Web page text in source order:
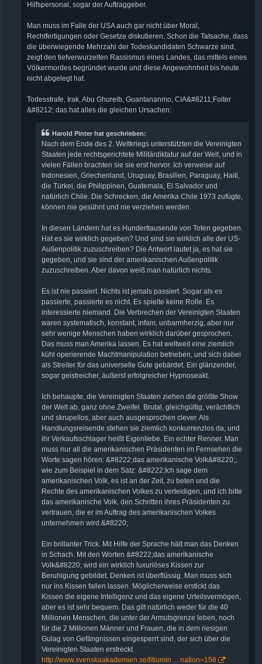
Hilfspersonal, sogar der Auftraggeber.
Man muss im Falle der USA auch gar nicht über Moral,
Rechtfertigungen oder Gesetze diskutieren. Schon die Tatsache, dass
die überwiegende Mehrzahl der Todeskandidaten Schwarze sind,
zeigt den tiefverwurzelten Rassismus eines Landes, das mittels eines
Völkermordes begründet wurde und diese Angewohnheit bis heute
nicht abgelegt hat.
Todesstrafe, Irak, Abu Ghureib, Guantananmo, CIA&#8211;Folter
&#8212; das hat alles die gleichen Ursachen:
Harold Pinter hat geschrieben:
Nach dem Ende des 2. Weltkriegs unterstützten die Vereinigten
Staaten jede rechtsgerichtete Militärdiktatur auf der Welt, und in
vielen Fällen brachten sie sie erst hervor. Ich verweise auf
Indonesien, Griechenland, Uruguay, Brasilien, Paraguay, Haiti,
die Türkei, die Philippinen, Guatemala, El Salvador und
natürlich Chile. Die Schrecken, die Amerika Chile 1973 zufügte,
können nie gesühnt und nie verziehen werden.
In diesen Ländern hat es Hunderttausende von Toten gegeben.
Hat es sie wirklich gegeben? Und sind sie wirklich alle der US-
Außenpolitik zuzuschreiben? Die Antwort lautet ja, es hat sie
gegeben, und sie sind der amerikanischen Außenpolitik
zuzuschreiben. Aber davon weiß man natürlich nichts.
Es ist nie passiert. Nichts ist jemals passiert. Sogar als es
passierte, passierte es nicht. Es spielte keine Rolle. Es
interessierte niemand. Die Verbrechen der Vereinigten Staaten
waren systematisch, konstant, infam, unbarmherzig, aber nur
sehr wenige Menschen haben wirklich darüber gesprochen.
Das muss man Amerika lassen. Es hat weltweit eine ziemlich
kühl operierende Machtmanipulation betrieben, und sich dabei
als Streiter für das universelle Gute gebärdet. Ein glänzender,
sogar geistreicher, äußerst erfolgreicher Hypnoseakt.
Ich behaupte, die Vereinigten Staaten ziehen die größte Show
der Welt ab, ganz ohne Zweifel. Brutal, gleichgültig, verächtlich
und skrupellos, aber auch ausgesprochen clever. Als
Handlungsreisende stehen sie ziemlich konkurrenzlos da, und
ihr Verkaufsschlager heißt Eigenliebe. Ein echter Renner. Man
muss nur all die amerikanischen Präsidenten im Fernsehen die
Worte sagen hören: &#8222;das amerikanische Volk&#8220;,
wie zum Beispiel in dem Satz: &#8222;Ich sage dem
amerikanischen Volk, es ist an der Zeit, zu beten und die
Rechte des amerikanischen Volkes zu verteidigen, und ich bitte
das amerikanische Volk, den Schritten ihres Präsidenten zu
vertrauen, die er im Auftrag des amerikanischen Volkes
unternehmen wird.&#8220;
Ein brillanter Trick. Mit Hilfe der Sprache hält man das Denken
in Schach. Mit den Worten &#8222;das amerikanische
Volk&#8220; wird ein wirklich luxuriöses Kissen zur
Beruhigung gebildet. Denken ist überflüssig. Man muss sich
nur ins Kissen fallen lassen. Möglicherweise erstickt das
Kissen die eigene Intelligenz und das eigene Urteilsvermögen,
aber es ist sehr bequem. Das gilt natürlich weder für die 40
Millionen Menschen, die unter der Armutsgrenze leben, noch
für die 2 Millionen Männer und Frauen, die in dem riesigen
Gulag von Gefängnissen eingesperrt sind, der sich über die
Vereinigten Staaten erstreckt.
http://www.svenskaakademien.se/litiumin ... nation=158